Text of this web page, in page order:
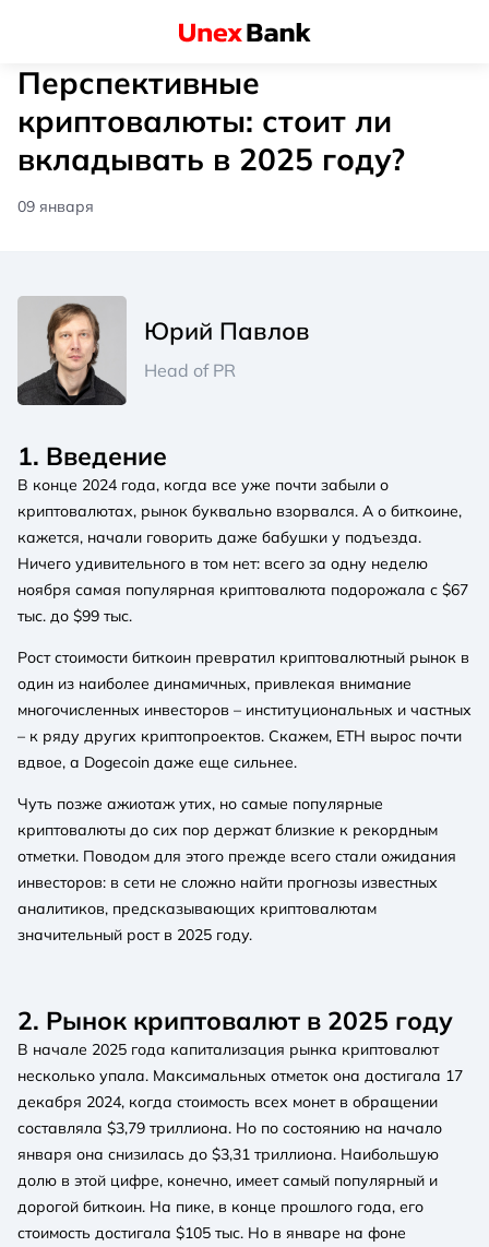
Перспективные
криптовалюты: стоит ли
вкладывать в 2025 году?
09 января
Юрий Павлов
Head of PR
1. Введение
В конце 2024 года, когда все уже почти забыли о
криптовалютах, рынок буквально взорвался. А о биткоине,
кажется, начали говорить даже бабушки у подъезда.
Ничего удивительного в том нет: всего за одну неделю
ноября самая популярная криптовалюта подорожала с $67
тыс. до $99 тыс.
Рост стоимости биткоин превратил криптовалютный рынок в
один из наиболее динамичных, привлекая внимание
многочисленных инвесторов – институциональных и частных
– к ряду других криптопроектов. Скажем, ETH вырос почти
вдвое, а Dogecoin даже еще сильнее.
Чуть позже ажиотаж утих, но самые популярные
криптовалюты до сих пор держат близкие к рекордным
отметки. Поводом для этого прежде всего стали ожидания
инвесторов: в сети не сложно найти прогнозы известных
аналитиков, предсказывающих криптовалютам
значительный рост в 2025 году.
2. Рынок криптовалют в 2025 году
В начале 2025 года капитализация рынка криптовалют
несколько упала. Максимальных отметок она достигала 17
декабря 2024, когда стоимость всех монет в обращении
составляла $3,79 триллиона. Но по состоянию на начало
января она снизилась до $3,31 триллиона. Наибольшую
долю в этой цифре, конечно, имеет самый популярный и
дорогой биткоин. На пике, в конце прошлого года, его
стоимость достигала $105 тыс. Но в январе на фоне